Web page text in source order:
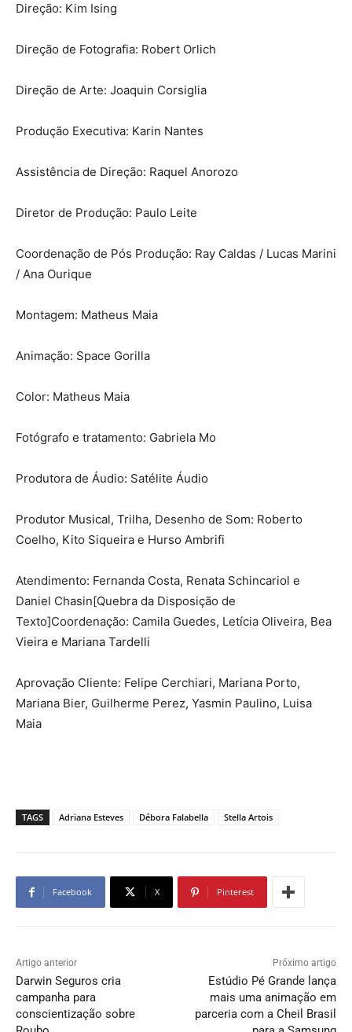
Direção: Kim Ising
Direção de Fotografia: Robert Orlich
Direção de Arte: Joaquin Corsiglia
Produção Executiva: Karin Nantes
Assistência de Direção: Raquel Anorozo
Diretor de Produção: Paulo Leite
Coordenação de Pós Produção: Ray Caldas / Lucas Marini
/ Ana Ourique
Montagem: Matheus Maia
Animação: Space Gorilla
Color: Matheus Maia
Fotógrafo e tratamento: Gabriela Mo
Produtora de Áudio: Satélite Áudio
Produtor Musical, Trilha, Desenho de Som: Roberto
Coelho, Kito Siqueira e Hurso Ambrifi
Atendimento: Fernanda Costa, Renata Schincariol e
Daniel Chasin[Quebra da Disposição de
Texto]Coordenação: Camila Guedes, Letícia Oliveira, Bea
Vieira e Mariana Tardelli
Aprovação Cliente: Felipe Cerchiari, Mariana Porto,
Mariana Bier, Guilherme Perez, Yasmin Paulino, Luisa
Maia
TAGS Adriana Esteves Débora Falabella Stella Artois
Facebook X Pinterest
Artigo anterior
Darwin Seguros cria
campanha para
conscientização sobre
Próximo artigo
Estúdio Pé Grande lança
mais uma animação em
parceria com a Cheil Brasil